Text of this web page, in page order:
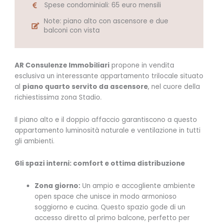
Spese condominiali: 65 euro mensili
Note: piano alto con ascensore e due
balconi con vista
AR Consulenze Immobiliari propone in vendita
esclusiva un interessante appartamento trilocale situato
al piano quarto servito da ascensore, nel cuore della
richiestissima zona Stadio.
Il piano alto e il doppio affaccio garantiscono a questo
appartamento luminosità naturale e ventilazione in tutti
gli ambienti.
Gli spazi interni: comfort e ottima distribuzione
Zona giorno: Un ampio e accogliente ambiente
open space che unisce in modo armonioso
soggiorno e cucina. Questo spazio gode di un
accesso diretto al primo balcone, perfetto per